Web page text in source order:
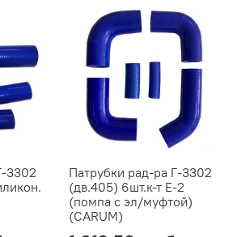
3302
Патрубки рад-ра Г-3302
(дв.405) 6шт.к-т Е-2
(помпа с эл/муфтой)
(CARUM)